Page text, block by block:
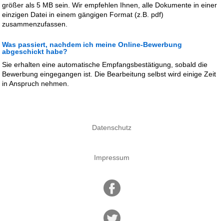
größer als 5 MB sein. Wir empfehlen Ihnen, alle Dokumente in einer
einzigen Datei in einem gängigen Format (z.B. pdf)
zusammenzufassen.
Was passiert, nachdem ich meine Online-Bewerbung
abgeschickt habe?
Sie erhalten eine automatische Empfangsbestätigung, sobald die
Bewerbung eingegangen ist. Die Bearbeitung selbst wird einige Zeit
in Anspruch nehmen.
Datenschutz
Impressum